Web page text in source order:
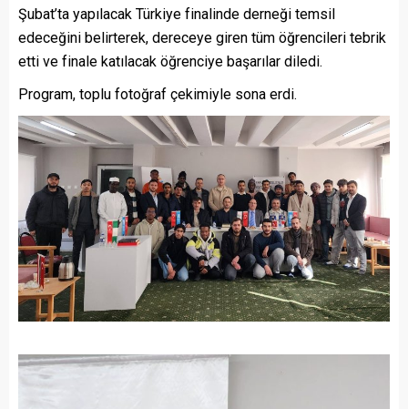
Şubat’ta yapılacak Türkiye finalinde derneği temsil
edeceğini belirterek, dereceye giren tüm öğrencileri tebrik
etti ve finale katılacak öğrenciye başarılar diledi.
Program, toplu fotoğraf çekimiyle sona erdi.